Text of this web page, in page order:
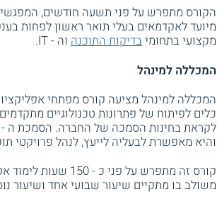
הקורס מתפרש על פני תשעה חודשים,
מיועד לאקדמאים בעלי תואר ראשון לפחות
מקצועי בתחומיבדיקות התוכנה וה - IT.
המכללה למינהל
כלים לפיתוח של פתרונות טכנולוגיים
לקראת בחינות הסמכה של החברה. הסמכת ה -
והיא מאפשרת לבעליה לייעץ, לנהל פרויקטי
קורס זה מתפרש על פני כ - 150 שעות לימוד אקדמיות. התלמידים יכולים לבחור בין
משולב בו מתקיים שיעור שבועי אחד ושיעור